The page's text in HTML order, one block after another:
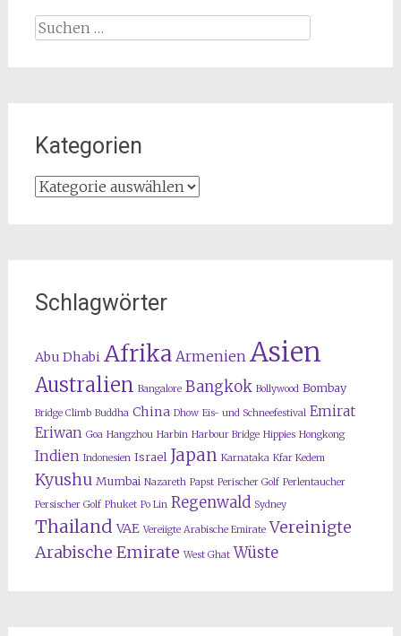
Suchen
Kategorien
Kategorien
Schlagwörter
Abu Dhabi Afrika Armenien Asien
Australien Bangalore Bangkok Bollywood Bombay
Bridge Climb Buddha China Dhow Eis- und Schneefestival Emirat
Eriwan Goa Hangzhou Harbin Harbour Bridge Hippies Hongkong
Indien Indonesien Israel Japan Karnataka Kfar Kedem
Kyushu Mumbai Nazareth Papst Perischer Golf Perlentaucher
Persischer Golf Phuket Po Lin Regenwald Sydney
Thailand VAE Vereiigte Arabische Emirate Vereinigte
Arabische Emirate West Ghat Wüste